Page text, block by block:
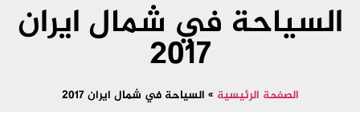
السياحة في شمال ايران
2017
الصفحة الرئيسية » السياحة في شمال ايران 2017